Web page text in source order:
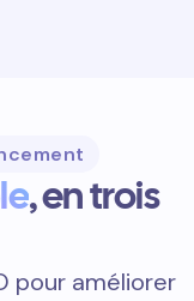
, en trois
pour améliorer